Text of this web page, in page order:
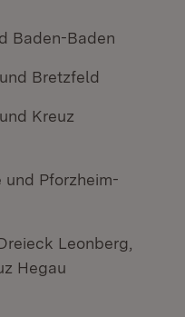
Baden-Baden
Bretzfeld
Kreuz
Pforzheim-
Leonberg,
Hegau